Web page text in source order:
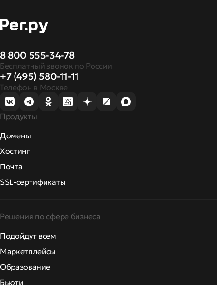
8 800 555-34-78
Бесплатный звонок по России
+7 (495) 580-11-11
Телефон в Москве
Продукты
Домены
Хостинг
Почта
SSL-сертификаты
Решения по сфере бизнеса
Подойдут всем
Маркетплейсы
Образование
Бьюти